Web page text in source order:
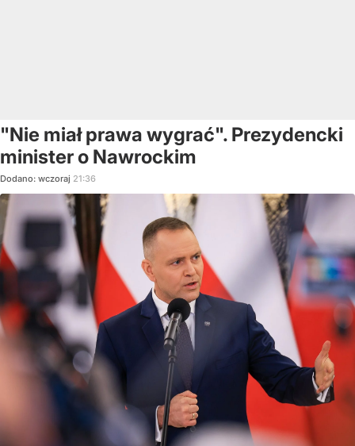
"Nie miał prawa wygrać". Prezydencki
minister o Nawrockim
Dodano: wczoraj 21:36